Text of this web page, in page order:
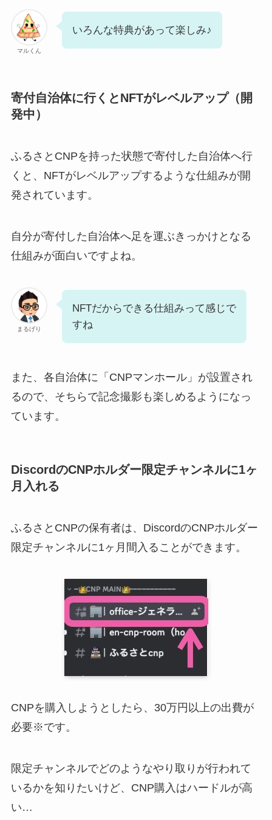
マルくん
いろんな特典があって楽しみ♪
寄付自治体に行くとNFTがレベルアップ（開
発中）
ふるさとCNPを持った状態で寄付した自治体へ行
くと、NFTがレベルアップするような仕組みが開
発されています。
自分が寄付した自治体へ足を運ぶきっかけとなる
仕組みが面白いですよね。
まるげり
NFTだからできる仕組みって感じで
すね
また、各自治体に「CNPマンホール」が設置され
るので、そちらで記念撮影も楽しめるようになっ
ています。
DiscordのCNPホルダー限定チャンネルに1ヶ
月入れる
ふるさとCNPの保有者は、DiscordのCNPホルダー
限定チャンネルに1ヶ月間入ることができます。
CNPを購入しようとしたら、30万円以上の出費が
必要※です。
限定チャンネルでどのようなやり取りが行われて
いるかを知りたいけど、CNP購入はハードルが高
い…